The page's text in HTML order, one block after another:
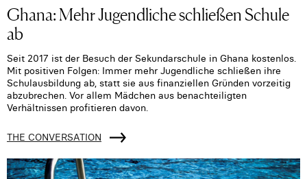
Ghana: Mehr Jugendliche schließen Schule
ab
Seit 2017 ist der Besuch der Sekundarschule in Ghana kostenlos.
Mit positiven Folgen: Immer mehr Jugendliche schließen ihre
Schulausbildung ab, statt sie aus finanziellen Gründen vorzeitig
abzubrechen. Vor allem Mädchen aus benachteiligten
Verhältnissen profitieren davon.
THE CONVERSATION